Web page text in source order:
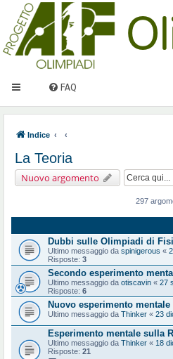
FAQ
Indice
La Teoria
Nuovo argomento
297
Dubbi sulle Olimpiadi di
Ultimo messaggio da spinigerous «
Risposte: 3
Secondo esperimento
Ultimo messaggio da otiscavin « 27
Risposte: 6
Nuovo esperimento
Ultimo messaggio da Thinker « 23
Esperimento mentale sulla
Ultimo messaggio da Thinker « 18
Risposte: 21